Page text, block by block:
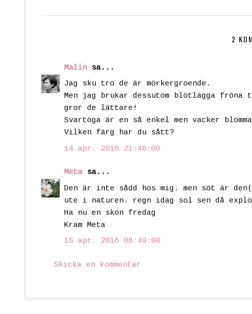
2
Malin sa...
Jag sku tro de är mörkergroende.
Men jag brukar dessutom blötlägga
gror de lättare!
Svartöga är en så enkel men vacker
Vilken färg har du sått?
14 apr. 2016 21:48:00
Meta sa...
Den är inte sådd hos mig. men söt är
ute i naturen. regn idag sol sen då
Ha nu en skön fredag
Kram Meta
15 apr. 2016 08:49:00
Skicka en kommentar